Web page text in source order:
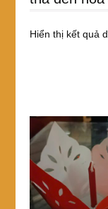
Hiển thị kết quả